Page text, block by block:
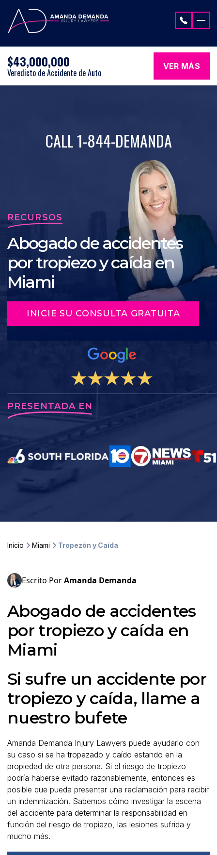
$43,000,000
Veredicto de Accidente de Auto
VER MÁS
CALL 1-844-DEMANDA
RECURSOS
Abogado de accidentes
por tropiezo y caída en
Miami
INICIE SU CONSULTA GRATUITA
PRESENTADA EN
Inicio Miami Tropezón y Caída
Escrito PorAmanda Demanda
Abogado de accidentes
por tropiezo y caída en
Miami
Si sufre un accidente por
tropiezo y caída, llame a
nuestro bufete
Amanda Demanda Injury Lawyers puede ayudarlo con
su caso si se ha tropezado y caído estando en la
propiedad de otra persona. Si el riesgo de tropiezo
podría haberse evitado razonablemente, entonces es
posible que pueda presentar una reclamación para recibir
un indemnización. Sabemos cómo investigar la escena
del accidente para determinar la responsabilidad en
función del riesgo de tropiezo, las lesiones sufrida y
mucho más.